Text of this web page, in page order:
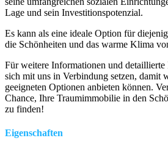
Lage und sein Investitionspotenzial.
Es kann als eine ideale Option für
die Schönheiten und das warme Klima
Für weitere Informationen und detaillierte
sich mit uns in Verbindung setzen, damit
geeigneten Optionen anbieten können.
Chance, Ihre Traumimmobilie in den
zu finden!
Eigenschaften